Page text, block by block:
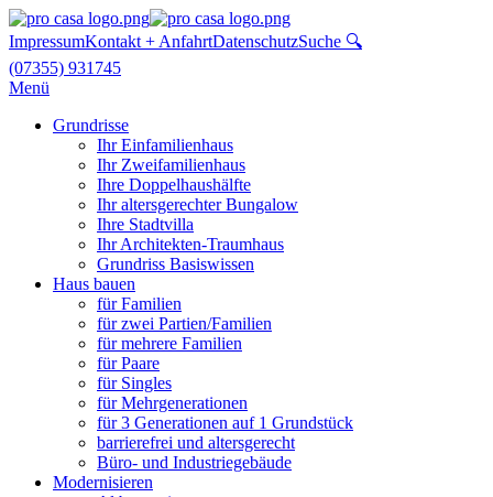
ImpressumKontakt + AnfahrtDatenschutzSuche 🔍
(07355) 931745
Menü
Grundrisse
Ihr Einfamilienhaus
Ihr Zweifamilienhaus
Ihre Doppelhaushälfte
Ihr altersgerechter Bungalow
Ihre Stadtvilla
Ihr Architekten-Traumhaus
Grundriss Basiswissen
Haus bauen
für Familien
für zwei Partien/Familien
für mehrere Familien
für Paare
für Singles
für Mehrgenerationen
für 3 Generationen auf 1 Grundstück
barrierefrei und altersgerecht
Büro- und Industriegebäude
Modernisieren